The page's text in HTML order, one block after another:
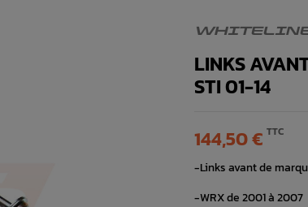
LINKS
STI 01-14
144,50 € TTC
-Links avant de
-WRX de 2001 à 2007